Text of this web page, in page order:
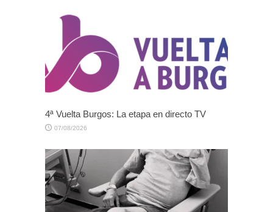
4ª Vuelta Burgos: La etapa en directo TV
07/08/2026